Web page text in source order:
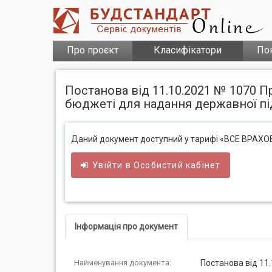
Про проєкт Класифікатори
Постанова від 11.10.2021 № 1070
бюджеті для надання державної
Даний документ доступний у тарифі «ВСЕ
Увійти вОсобистий кабінет
Інформація про документ
Найменування документа: Постанова від